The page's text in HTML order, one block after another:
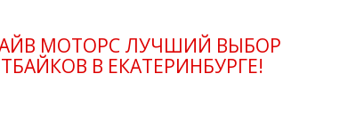
МОТОРС ЛУЧШИЙ ВЫБОР
В ЕКАТЕРИНБУРГЕ!